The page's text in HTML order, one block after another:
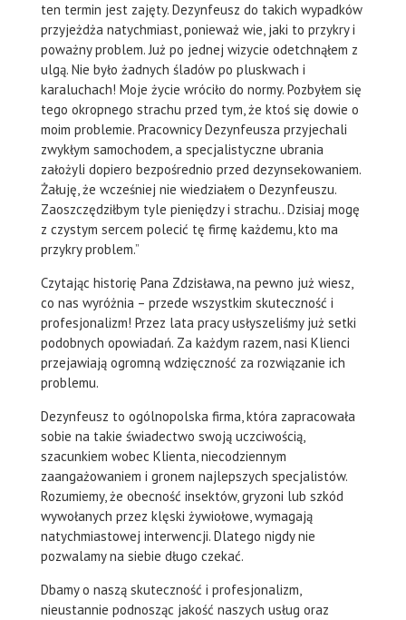
ten termin jest zajęty. Dezynfeusz do takich wypadków
przyjeżdża natychmiast, ponieważ wie, jaki to przykry i
poważny problem. Już po jednej wizycie odetchnąłem z
ulgą. Nie było żadnych śladów po pluskwach i
karaluchach! Moje życie wróciło do normy. Pozbyłem się
tego okropnego strachu przed tym, że ktoś się dowie o
moim problemie. Pracownicy Dezynfeusza przyjechali
zwykłym samochodem, a specjalistyczne ubrania
założyli dopiero bezpośrednio przed dezynsekowaniem.
Żałuję, że wcześniej nie wiedziałem o Dezynfeuszu.
Zaoszczędziłbym tyle pieniędzy i strachu.. Dzisiaj mogę
z czystym sercem polecić tę firmę każdemu, kto ma
przykry problem.”
Czytając historię Pana Zdzisława, na pewno już wiesz,
co nas wyróżnia – przede wszystkim skuteczność i
profesjonalizm! Przez lata pracy usłyszeliśmy już setki
podobnych opowiadań. Za każdym razem, nasi Klienci
przejawiają ogromną wdzięczność za rozwiązanie ich
problemu.
Dezynfeusz to ogólnopolska firma, która zapracowała
sobie na takie świadectwo swoją uczciwością,
szacunkiem wobec Klienta, niecodziennym
zaangażowaniem i gronem najlepszych specjalistów.
Rozumiemy, że obecność insektów, gryzoni lub szkód
wywołanych przez klęski żywiołowe, wymagają
natychmiastowej interwencji. Dlatego nigdy nie
pozwalamy na siebie długo czekać.
Dbamy o naszą skuteczność i profesjonalizm,
nieustannie podnosząc jakość naszych usług oraz